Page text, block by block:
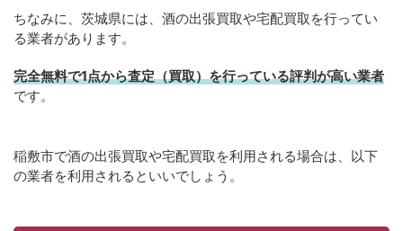
ちなみに、茨城県には、酒の出張買取や宅配買取を行ってい
る業者があります。
完全無料で1点から査定（買取）を行っている評判が高い業者
です。
稲敷市で酒の出張買取や宅配買取を利用される場合は、以下
の業者を利用されるといいでしょう。